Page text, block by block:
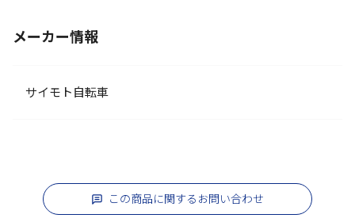
メーカー情報
サイモト自転車
この商品に関するお問い合わせ